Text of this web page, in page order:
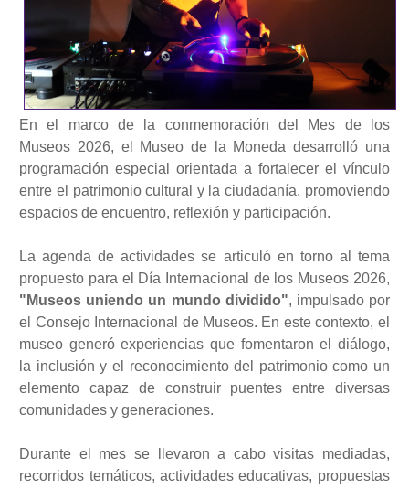
En el marco de la conmemoración del Mes de los
Museos 2026, el Museo de la Moneda desarrolló una
programación especial orientada a fortalecer el vínculo
entre el patrimonio cultural y la ciudadanía, promoviendo
espacios de encuentro, reflexión y participación.
La agenda de actividades se articuló en torno al tema
propuesto para el Día Internacional de los Museos 2026,
"Museos uniendo un mundo dividido", impulsado por
el Consejo Internacional de Museos. En este contexto, el
museo generó experiencias que fomentaron el diálogo,
la inclusión y el reconocimiento del patrimonio como un
elemento capaz de construir puentes entre diversas
comunidades y generaciones.
Durante el mes se llevaron a cabo visitas mediadas,
recorridos temáticos, actividades educativas, propuestas